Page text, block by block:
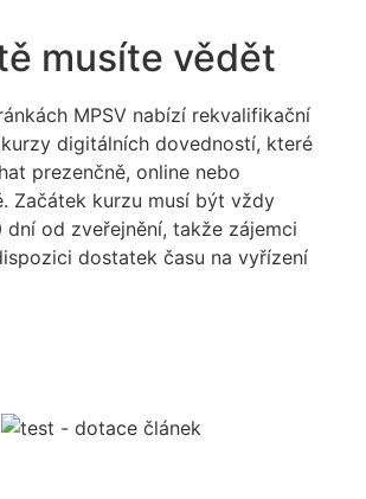
musíte vědět
MPSV nabízí rekvalifikační
digitálních dovedností, které
prezenčně, online nebo
Začátek kurzu musí být vždy
dní od zveřejnění, takže zájemci
dostatek času na vyřízení